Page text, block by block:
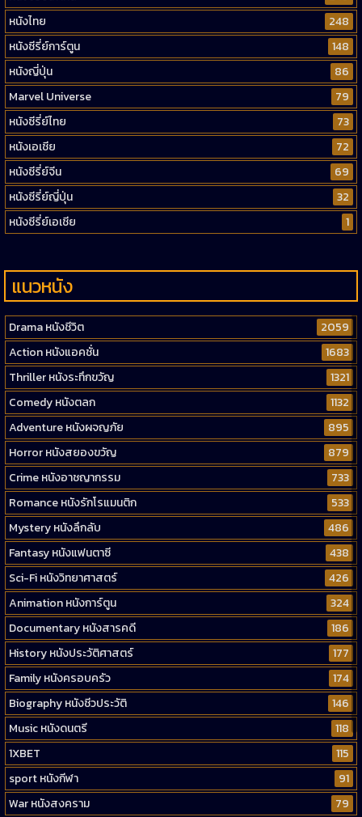
หนังไทย
248
หนังซีรี่ย์การ์ตูน
148
หนังญี่ปุ่น
86
Marvel Universe
79
หนังซีรี่ย์ไทย
73
หนังเอเชีย
72
หนังซีรี่ย์จีน
69
หนังซีรี่ย์ญี่ปุ่น
32
หนังซีรี่ย์เอเชีย
1
แนวหนัง
Drama หนังชีวิต
2059
Action หนังแอคชั่น
1683
Thriller หนังระทึกขวัญ
1321
Comedy หนังตลก
1132
Adventure หนังผจญภัย
895
Horror หนังสยองขวัญ
879
Crime หนังอาชญากรรม
733
Romance หนังรักโรแมนติก
533
Mystery หนังลึกลับ
486
Fantasy หนังแฟนตาซี
438
Sci-Fi หนังวิทยาศาสตร์
426
Animation หนังการ์ตูน
324
Documentary หนังสารคดี
186
History หนังประวัติศาสตร์
177
Family หนังครอบครัว
174
Biography หนังชีวประวัติ
146
Music หนังดนตรี
118
1XBET
115
sport หนังกีฬา
91
War หนังสงคราม
79